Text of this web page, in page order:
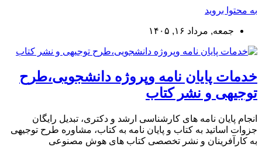
به محتوا بروید
جمعه, مرداد ۱۶, ۱۴۰۵
خدمات پایان نامه وپروژه دانشجویی،طرح
توجیهی و نشر کتاب
انجام پایان نامه های کارشناسی ارشد و دکتری، تبدیل رایگان
جزوات اساتید به کتاب و پایان نامه به کتاب، مشاوره طرح توجیهی
به کارآفرینان و نشر تخصصی کتاب های هوش مصنوعی